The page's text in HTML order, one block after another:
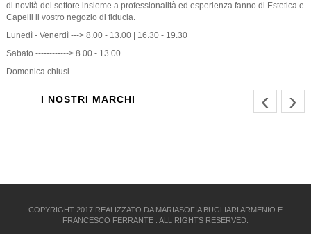
di novità del settore insieme a professionalità ed esperienza fanno di Estetica e
Capelli il vostro negozio di fiducia.
Lunedì - Venerdì ---> 8.00 - 13.00 | 16.30 - 19.30
Sabato ------------> 8.00 - 13.00
Domenica chiusi
I NOSTRI MARCHI ‹ ›
COPYRIGHT 2017 REALIZZATO DA MARIASOFIA BUGLIARI ARMENIO E
FRANCESCO FERRANTE . ALL RIGHTS RESERVED.